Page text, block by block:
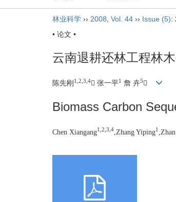
林业科学 ›› 2008 Vol. 44 ›› Issue (5):
• 论文 •
云南退耕还林工程林
陈先刚 1,2,3,4 张一平1 詹 卉5 
Biomass Carbon
Chen Xiangang1,2,3,4 ,Zhang Yiping1